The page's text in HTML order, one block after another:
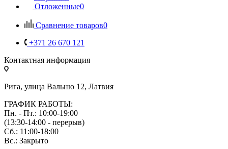
Отложенные0
Сравнение товаров0
+371 26 670 121
Контактная информация
Рига, улица Вальню 12, Латвия
ГРАФИК РАБОТЫ:
Пн. - Пт.: 10:00-19:00
(13:30-14:00 - перерыв)
Сб.: 11:00-18:00
Вс.: Закрыто